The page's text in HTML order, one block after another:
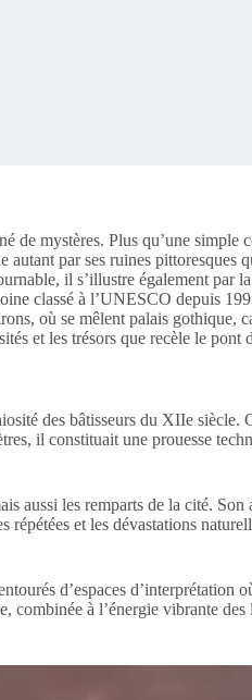
de mystères. Plus qu’une simple
par ses ruines pittoresques
il s’illustre également par
classé à l’UNESCO depuis
où se mêlent palais gothique,
et les trésors que recèle le pont
des bâtisseurs du XIIe siècle.
il constituait une prouesse
aussi les remparts de la cité. Son
répétées et les dévastations
d’espaces d’interprétation
combinée à l’énergie vibrante